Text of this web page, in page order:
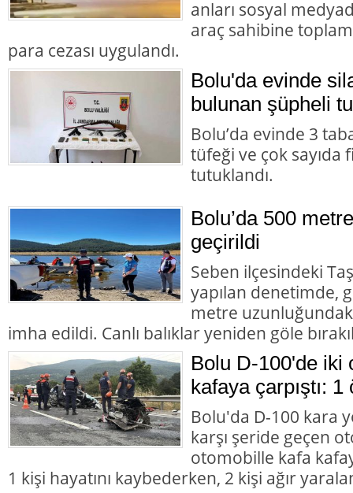
anları sosyal
araç sahibine
para cezası uygulandı.
Bolu'da evinde
bulunan şüpheli
Bolu’da evinde 3
tüfeği ve çok
tutuklandı.
Bolu’da 500
geçirildi
Seben ilçesindeki
yapılan denetimde,
metre
imha edildi. Canlı balıklar yeniden göle
Bolu D-100'de iki
kafaya çarpıştı: 1
Bolu'da D-100 kara
karşı şeride geçen
otomobille kafa
1 kişi hayatını kaybederken, 2 kişi ağır